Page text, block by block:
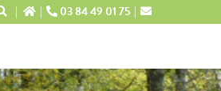
03 84 49 01 75